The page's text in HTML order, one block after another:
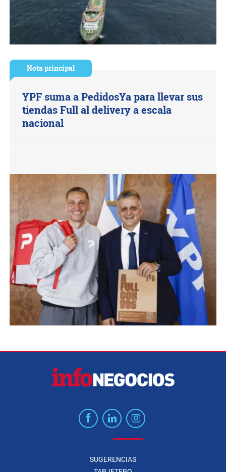
Nota principal
YPF suma a PedidosYa para llevar sus
tiendas Full al delivery a escala
nacional
SUGERENCIAS